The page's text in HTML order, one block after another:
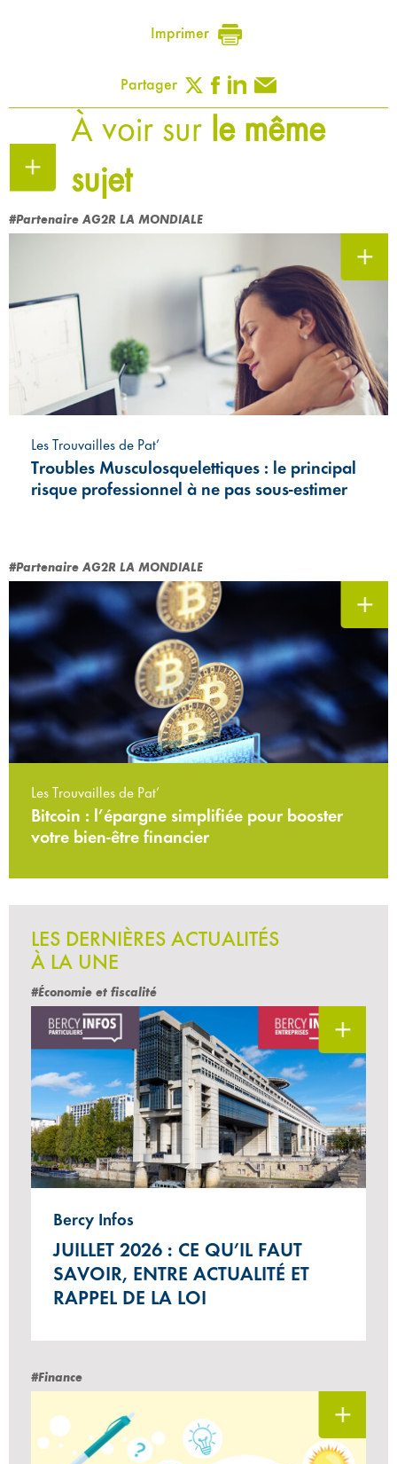
Imprimer
Partager
À voir sur le même
sujet
#Partenaire AG2R LA MONDIALE
Les Trouvailles de Pat’
Troubles Musculosquelettiques : le principal
risque professionnel à ne pas sous-estimer
#Partenaire AG2R LA MONDIALE
Les Trouvailles de Pat’
Bitcoin : l’épargne simplifiée pour booster
votre bien-être financier
LES DERNIÈRES ACTUALITÉS
À LA UNE
#Économie et fiscalité
Bercy Infos
JUILLET 2026 : CE QU’IL FAUT
SAVOIR, ENTRE ACTUALITÉ ET
RAPPEL DE LA LOI
#Finance